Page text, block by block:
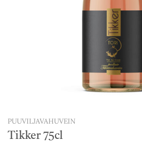
PUUVILJAVAHUVEIN
Tikker 75cl